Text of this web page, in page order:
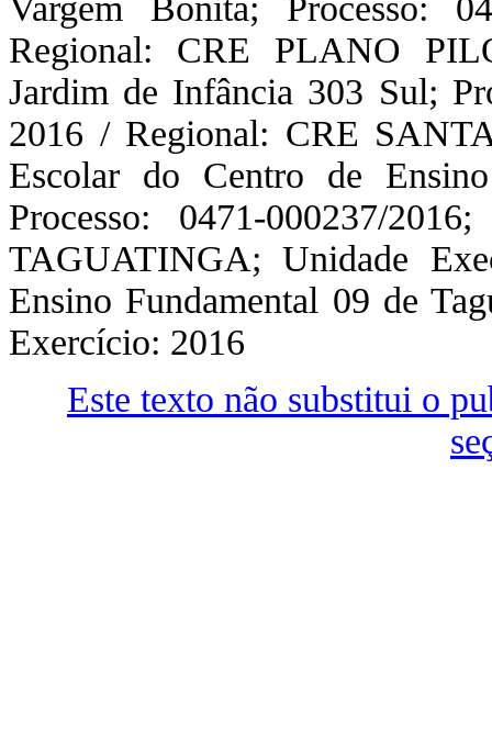
Vargem Bonita; Processo:
Regional: CRE PLANO
Jardim de Infância 303 Sul;
2016 / Regional: CRE
Escolar do Centro de
Processo: 0471-000237/
TAGUATINGA; Unidade
Ensino Fundamental 09 de
Exercício: 2016
Este texto não substitui o